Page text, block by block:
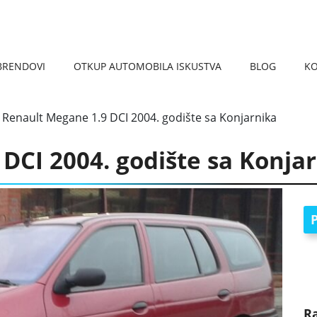
OTKUP AUTOMOBILA ISKUSTVA BLOG
Renault Megane 1.9 DCI 2004. godište sa Konjarnika
2004. godište sa